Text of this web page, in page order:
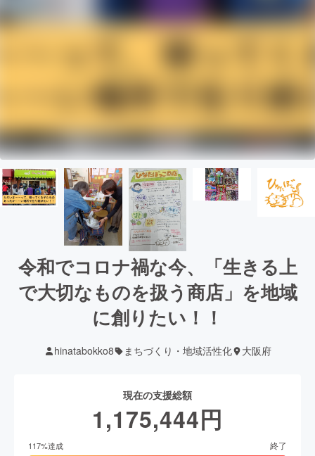
令和でコロナ禍な今、「生きる上
で大切なものを扱う商店」を地域
に創りたい！！
hinatabokko8 まちづくり・地域活性化 大阪府
現在の支援総額
1,175,444円
117%達成 終了